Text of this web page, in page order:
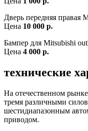
Дверь передняя правая
Цена 10 000 р.
Бампер для Mitsubishi
Цена 4 000 р.
технические
На отечественном
тремя различными
шестидиапазонным
приводом.